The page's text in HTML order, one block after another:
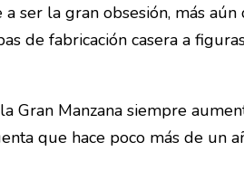
ser la gran obsesión, más aún
de fabricación casera a
Gran Manzana siempre
que hace poco más de un